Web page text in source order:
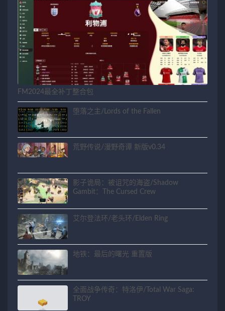
FM2024最全补丁整合包
堕落之主/Lords of the Fallen
荒野传说/漫野奇谭 新版v0.34
影子诡局：被诅咒的海盗/Shadow
Gambit：The Cursed Crew
艾尔登法环/老头环/Elden Ring
地铁：最后的曙光 重置版
全面战争传奇：特洛伊/Total War Saga:
TROY